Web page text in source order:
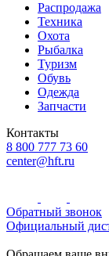
Распродажа
Техника
Охота
Рыбалка
Туризм
Обувь
Одежда
Запчасти
Контакты
8 800 777 73 60
center@hft.ru
Обратный звонок
Официальный